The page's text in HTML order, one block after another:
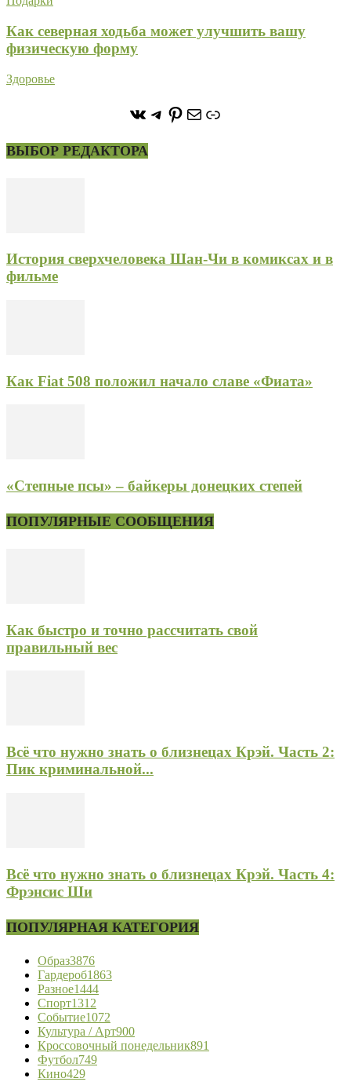
Как северная ходьба может улучшить вашу
физическую форму
Здоровье
https://vk.com/
https://t.me/stoneforest
https://
ПочтаСсылка
ВЫБОР РЕДАКТОРА
История сверхчеловека Шан-Чи в комиксах и в
фильме
Как Fiat 508 положил начало славе «Фиата»
«Степные псы» – байкеры донецких степей
ПОПУЛЯРНЫЕ СООБЩЕНИЯ
Как быстро и точно рассчитать свой
правильный вес
Всё что нужно знать о близнецах Крэй. Часть 2:
Пик криминальной...
Всё что нужно знать о близнецах Крэй. Часть 4:
Фрэнсис Ши
ПОПУЛЯРНАЯ КАТЕГОРИЯ
Образ3876
Гардероб1863
Разное1444
Спорт1312
Событие1072
Культура / Арт900
Кроссовочный понедельник891
Футбол749
Кино429